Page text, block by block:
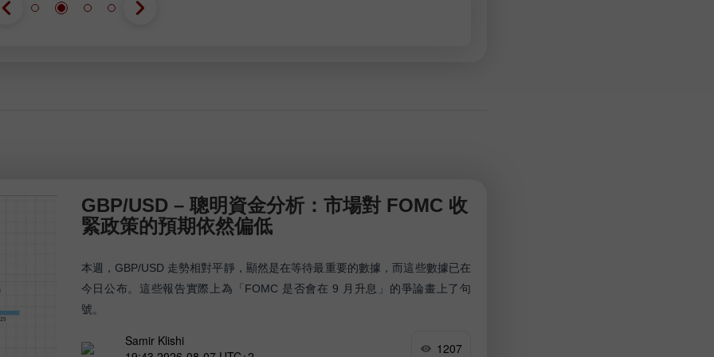
GBP/USD – 聰明資金分析：市場對 FOMC 收
緊政策的預期依然偏低
本週，GBP/USD 走勢相對平靜，顯然是在等待最重要的數據，而這些數據已在
今日公布。這些報告實際上為「FOMC 是否會在 9 月升息」的爭論畫上了句
號。
Samir Klishi
1207